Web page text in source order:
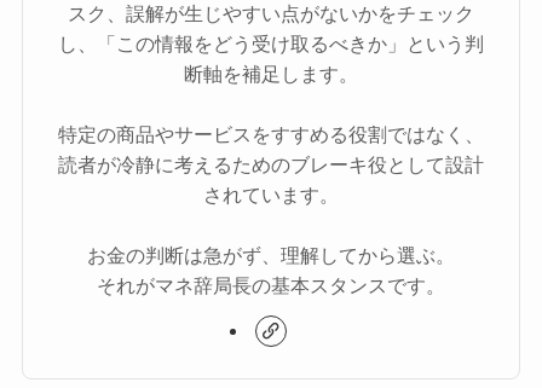
スク、誤解が生じやすい点がないかをチェック
し、「この情報をどう受け取るべきか」という判
断軸を補足します。
特定の商品やサービスをすすめる役割ではなく、
読者が冷静に考えるためのブレーキ役として設計
されています。
お金の判断は急がず、理解してから選ぶ。
それがマネ辞局長の基本スタンスです。